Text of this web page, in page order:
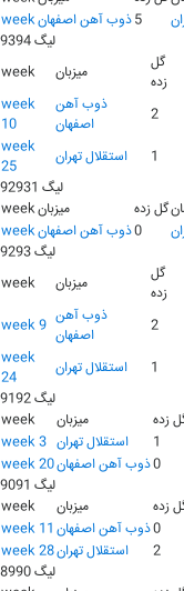
weekذوب آهن اصفهان5
لیگ 9394
week
میزبان
گل
زده
week
10
ذوب آهن
اصفهان
2
week
25
استقلال تهران 1
لیگ 92931
weekمیزبان گل زده
weekذوب آهن اصفهان0
لیگ 9293
week
میزبان
گل
زده
week 9 ذوب آهن
اصفهان
2
week
24
استقلال تهران 1
لیگ 9192
week
میزبان زده
week 3 استقلال تهران 1
week 20ذوب آهن اصفهان0
لیگ 9091
week
میزبان زده
week 11 ذوب آهن اصفهان0
week 28استقلال تهران 2
لیگ 8990